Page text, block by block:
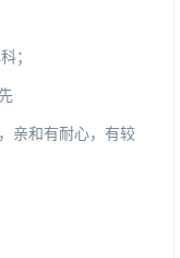
；
亲和有耐心，有较